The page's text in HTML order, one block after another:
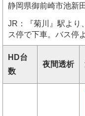
静岡県御前崎市池新
JR：『菊川』駅より
ス停で下車。バス停
HD台
数
夜間透析